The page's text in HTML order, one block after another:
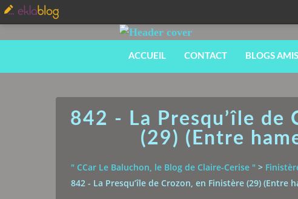
ACCUEIL CONTACT BLOGS AMIS
842 - La Presqu’île de
(29) (Entre
" CCar Le Baluchon, le Blog de Claire-Cerise " >
842 - La Presqu’île de Crozon, en Finistère (29) (Entre